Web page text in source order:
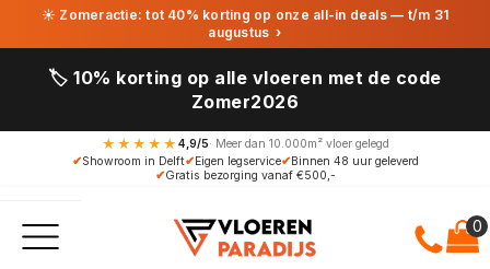
☀ Zomeractie: tot 40% korting op onze all-in deals — t/m 31
augustus ›
🏷️ 10% korting op alle vloeren met de code
Zomer2026
★★★★★ 4,9/5· Meer dan 10.000m² vloer gelegd
✔Showroom in Delft✔Eigen legservice✔Binnen 48 uur geleverd
✔Gratis bezorging vanaf €500,-